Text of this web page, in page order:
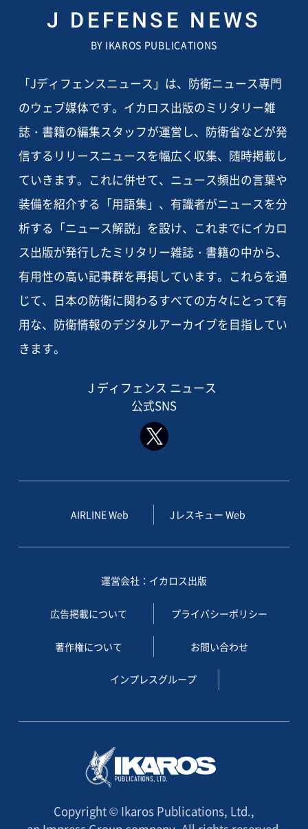
J DEFENSE NEWS
BY IKAROS PUBLICATIONS
「Jディフェンスニュース」は、防衛ニュース専門
のウェブ媒体です。イカロス出版のミリタリー雑
誌・書籍の編集スタッフが運営し、防衛省などが発
信するリリースニュースを幅広く収集、随時掲載し
ていきます。これに併せて、ニュース頻出の言葉や
装備を紹介する「用語集」、有識者がニュースを分
析する「ニュース解説」を設け、これまでにイカロ
ス出版が発行したミリタリー雑誌・書籍の中から、
有用性の高い記事群を再掲しています。これらを通
じて、日本の防衛に関わるすべての方々にとって有
用な、防衛情報のデジタルアーカイブを目指してい
きます。
J ディフェンス ニュース
公式SNS
AIRLINE Web Jレスキュー Web
運営会社：イカロス出版
広告掲載について プライバシーポリシー
著作権について お問い合わせ
インプレスグループ
Copyright © Ikaros Publications, Ltd.,